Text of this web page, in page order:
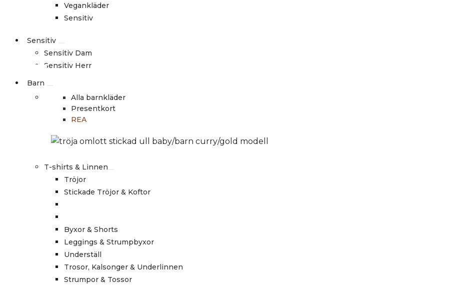
Vegankläder
Sensitiv
Sensitiv
Sensitiv Dam
Sensitiv Herr
Barn
Alla barnkläder
Presentkort
REA
T-shirts & Linnen
Tröjor
Stickade Tröjor & Koftor
Byxor & Shorts
Leggings & Strumpbyxor
Underställ
Trosor, Kalsonger & Underlinnen
Strumpor & Tossor